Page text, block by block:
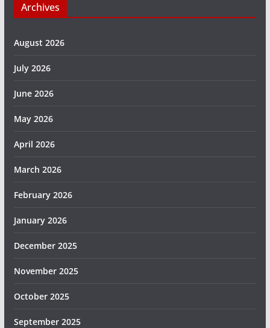
Archives
August 2026
July 2026
June 2026
May 2026
April 2026
March 2026
February 2026
January 2026
December 2025
November 2025
October 2025
September 2025